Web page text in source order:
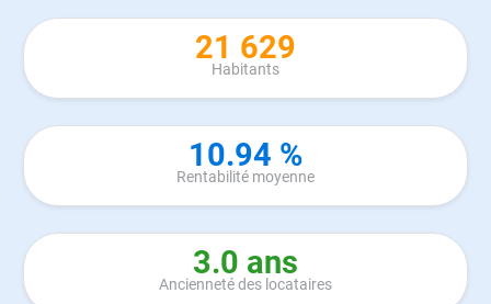
21 629
Habitants
10.94 %
Rentabilité moyenne
3.0 ans
Ancienneté des locataires